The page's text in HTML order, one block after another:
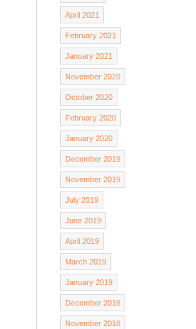
April 2021
February 2021
January 2021
November 2020
October 2020
February 2020
January 2020
December 2019
November 2019
July 2019
June 2019
April 2019
March 2019
January 2019
December 2018
November 2018